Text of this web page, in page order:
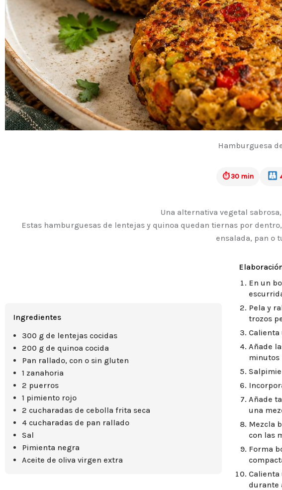
Hamburguesa
⏱ 30 min
Una alternativa vegetal
Estas hamburguesas de lentejas y quinoa quedan tiernas por
ensalada, pan o
Ingredientes
300 g de lentejas cocidas
200 g de quinoa cocida
Pan rallado, con o sin gluten
1 zanahoria
2 puerros
1 pimiento rojo
2 cucharadas de cebolla frita seca
4 cucharadas de pan rallado
Sal
Pimienta negra
Aceite de oliva virgen extra
En un
Pela y
trozos
Calienta
Añade
minutos
Añade
una
Mezcla
con las
Forma
durante